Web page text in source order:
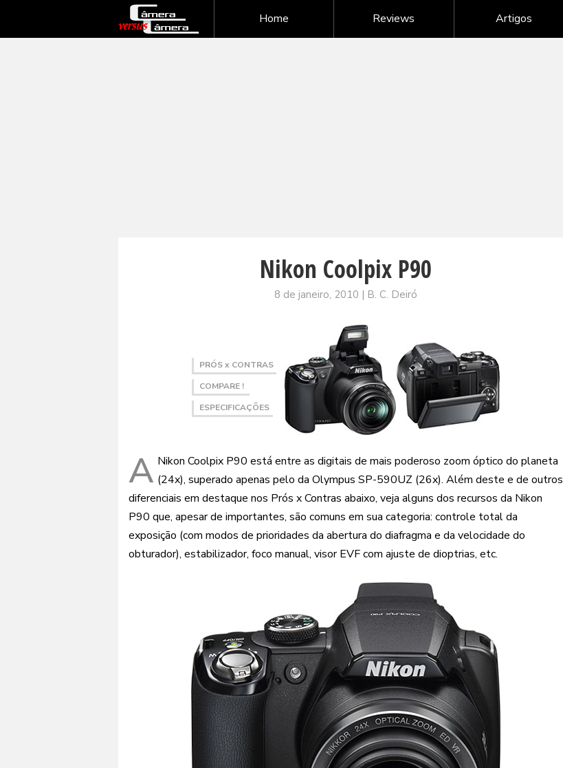
Home Reviews
Nikon - câmeras digitais
Samsung - câmeras digitais
Artigos
Nikon Coolpix P90
8 de janeiro, 2010 | B. C. Deiró
PRÓS x CONTRAS
COMPARE !
ESPECIFICAÇÕES
A Nikon Coolpix P90 está entre as digitais de mais poderoso zoom óptico do planeta
(24x), superado apenas pelo da Olympus SP-590UZ (26x). Além deste e de outros
diferenciais em destaque nos Prós x Contras abaixo, veja alguns dos recursos da Nikon
P90 que, apesar de importantes, são comuns em sua categoria: controle total da
exposição (com modos de prioridades da abertura do diafragma e da velocidade do
obturador), estabilizador, foco manual, visor EVF com ajuste de dioptrias, etc.